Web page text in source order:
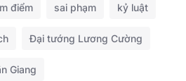
điểm sai phạm kỷ luật
Đại tướng Lương Cường
Giang